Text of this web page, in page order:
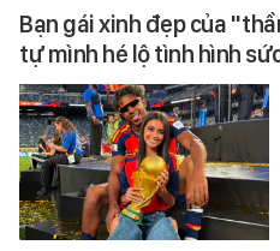
Bạn gái xinh đẹp của
tự mình hé lộ tình hình